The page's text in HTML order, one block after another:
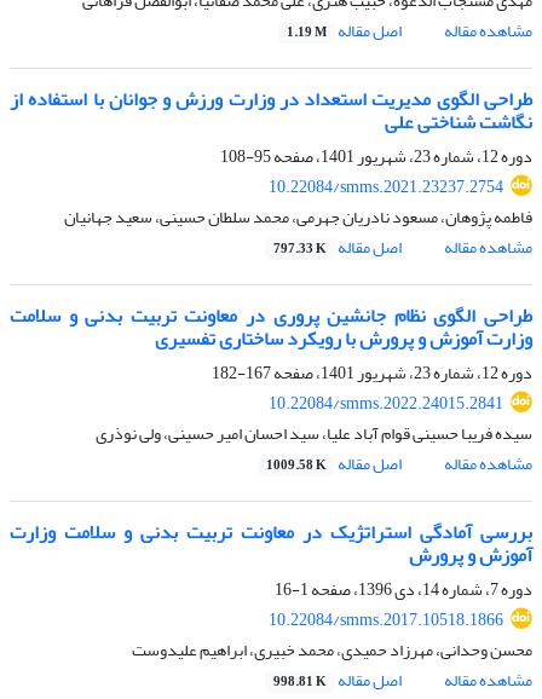
مشاهده مقاله
اصل مقاله 1.19 M
طراحی الگوی مدیریت استعداد در وزارت ورزش و جوانان با استفاده از
نگاشت شناختی علی
دوره 12، شماره 23، شهریور 1401، صفحه
95-108
10.22084/smms.2021.23237.2754
فاطمه پژوهان، مسعود نادریان جهرمی، محمد سلطان حسینی، سعید جهانیان
مشاهده مقاله
اصل مقاله 797.33 K
طراحی الگوی نظام جانشین پروری در معاونت تربیت بدنی و سلامت
وزارت آموزش و پرورش با رویکرد ساختاری تفسیری
دوره 12، شماره 23، شهریور 1401، صفحه
167-182
10.22084/smms.2022.24015.2841
سیده فریبا حسینی قوام آباد علیا، سید احسان امیر حسینی، ولی نوذری
مشاهده مقاله
اصل مقاله 1009.58 K
بررسی آمادگی استراتژیک در معاونت تربیت بدنی و سلامت وزارت
آموزش و پرورش
دوره 7، شماره 14، دی 1396، صفحه
1-16
10.22084/smms.2017.10518.1866
محسن وحدانی، مهرزاد حمیدی، محمد خبیری، ابراهیم علیدوست
مشاهده مقاله
اصل مقاله 998.81 K